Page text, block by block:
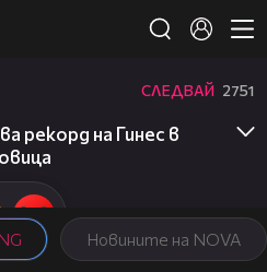
Новините на NOVA
СЛЕДВАЙ 2751
рекорд на Гинес в